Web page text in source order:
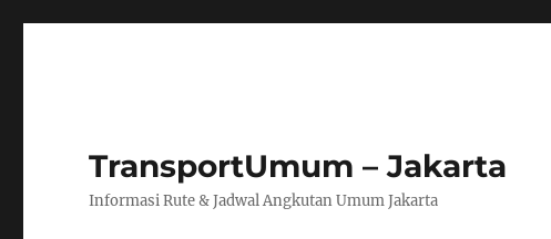
TransportUmum – Jakarta
Informasi Rute & Jadwal Angkutan Umum Jakarta